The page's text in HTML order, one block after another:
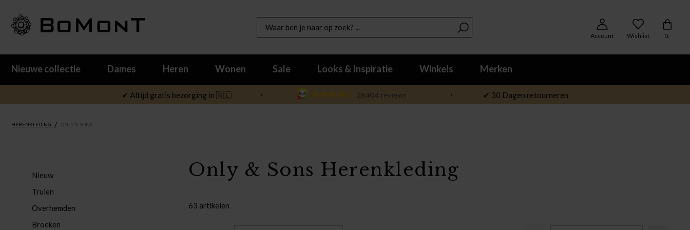
Account Wishlist 0,-
Nieuwe collectie Dames Heren Wonen Sale Looks & Inspiratie Winkels Merken
✔ Altijd gratis bezorging in 🇳🇱 ✔ 30 Dagen retourneren
HERENKLEDING / ONLY & SONS
Nieuw
Truien
Overhemden
Broeken
Only & Sons Herenkleding
63 artikelen